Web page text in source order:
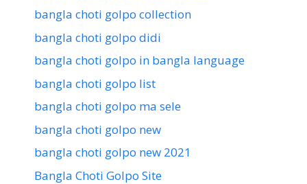
bangla choti golpo collection
bangla choti golpo didi
bangla choti golpo in bangla language
bangla choti golpo list
bangla choti golpo ma sele
bangla choti golpo new
bangla choti golpo new 2021
Bangla Choti Golpo Site